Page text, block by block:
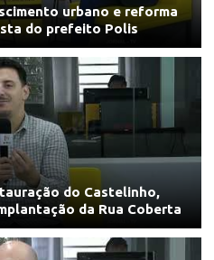
urbano e reforma
do prefeito Polis
do Castelinho,
da Rua Coberta